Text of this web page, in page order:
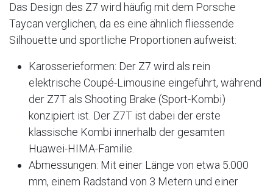
Das Design des Z7 wird häufig mit dem Porsche
Taycan verglichen, da es eine ähnlich fliessende
Silhouette und sportliche Proportionen aufweist:
Karosserieformen: Der Z7 wird als rein
elektrische Coupé-Limousine eingeführt, während
der Z7T als Shooting Brake (Sport-Kombi)
konzipiert ist. Der Z7T ist dabei der erste
klassische Kombi innerhalb der gesamten
Huawei-HIMA-Familie.
Abmessungen: Mit einer Länge von etwa 5.000
mm, einem Radstand von 3 Metern und einer